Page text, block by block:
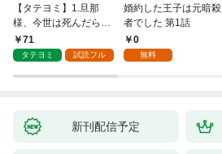
【タテヨミ】1.旦那
様、今世は死んだら許
しません
71
タテヨミ 試読フル
婚約した王子は元暗殺
者でした 第1話
0
無料
新刊配信予定